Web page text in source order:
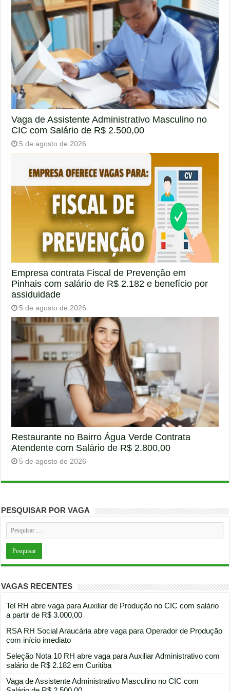
Vaga de Assistente Administrativo Masculino no
CIC com Salário de R$ 2.500,00
5 de agosto de 2026
Empresa contrata Fiscal de Prevenção em
Pinhais com salário de R$ 2.182 e benefício por
assiduidade
5 de agosto de 2026
Restaurante no Bairro Água Verde Contrata
Atendente com Salário de R$ 2.800,00
5 de agosto de 2026
PESQUISAR POR VAGA
VAGAS RECENTES
Tel RH abre vaga para Auxiliar de Produção no CIC com salário
a partir de R$ 3.000,00
RSA RH Social Araucária abre vaga para Operador de Produção
com início imediato
Seleção Nota 10 RH abre vaga para Auxiliar Administrativo com
salário de R$ 2.182 em Curitiba
Vaga de Assistente Administrativo Masculino no CIC com